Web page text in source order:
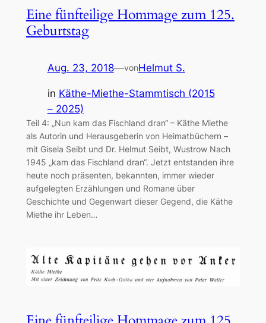
Eine fünfteilige Hommage zum 125.
Geburtstag
Aug. 23, 2018—vonHelmut S.
in Käthe-Miethe-Stammtisch (2015
– 2025)
Teil 4: „Nun kam das Fischland dran“ – Käthe Miethe
als Autorin und Herausgeberin von Heimatbüchern –
mit Gisela Seibt und Dr. Helmut Seibt, Wustrow Nach
1945 „kam das Fischland dran“. Jetzt entstanden ihre
heute noch präsenten, bekannten, immer wieder
aufgelegten Erzählungen und Romane über
Geschichte und Gegenwart dieser Gegend, die Käthe
Miethe ihr Leben…